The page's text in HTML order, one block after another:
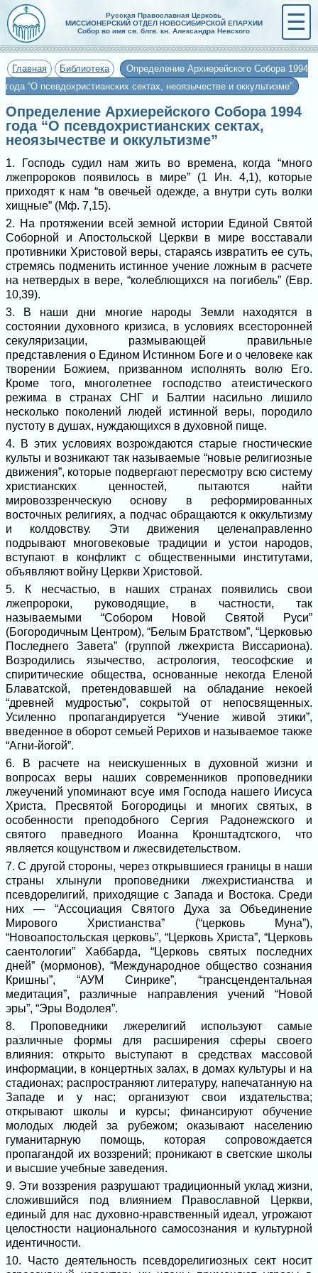
Русская Православная Церковь
МИССИОНЕРСКИЙ ОТДЕЛ НОВОСИБИРСКОЙ ЕПАРХИИ
Собор во имя св. блгв. кн. Александра Невского
☰
Главная Библиотека
Определение Архиерейского Собора 1994
года “О псевдохристианских сектах, неоязычестве и оккультизме”
Определение Архиерейского Собора 1994
года “О псевдохристианских сектах,
неоязычестве и оккультизме”
1. Господь судил нам жить во времена, когда “много
лжепророков появилось в мире” (1 Ин. 4,1), которые
приходят к нам “в овечьей одежде, а внутри суть волки
хищные” (Мф. 7,15).
2. На протяжении всей земной истории Единой Святой
Соборной и Апостольской Церкви в мире восставали
противники Христовой веры, стараясь извратить ее суть,
стремясь подменить истинное учение ложным в расчете
на нетвердых в вере, “колеблющихся на погибель” (Евр.
10,39).
3. В наши дни многие народы Земли находятся в
состоянии духовного кризиса, в условиях всесторонней
секуляризации, размывающей правильные
представления о Едином Истинном Боге и о человеке как
творении Божием, призванном исполнять волю Его.
Кроме того, многолетнее господство атеистического
режима в странах СНГ и Балтии насильно лишило
несколько поколений людей истинной веры, породило
пустоту в душах, нуждающихся в духовной пище.
4. В этих условиях возрождаются старые гностические
культы и возникают так называемые “новые религиозные
движения”, которые подвергают пересмотру всю систему
христианских ценностей, пытаются найти
мировоззренческую основу в реформированных
восточных религиях, а подчас обращаются к оккультизму
и колдовству. Эти движения целенаправленно
подрывают многовековые традиции и устои народов,
вступают в конфликт с общественными институтами,
объявляют войну Церкви Христовой.
5. К несчастью, в наших странах появились свои
лжепророки, руководящие, в частности, так
называемыми “Собором Новой Святой Руси”
(Богородичным Центром), “Белым Братством”, “Церковью
Последнего Завета” (группой лжехриста Виссариона).
Возродились язычество, астрология, теософские и
спиритические общества, основанные некогда Еленой
Блаватской, претендовавшей на обладание некоей
“древней мудростью”, сокрытой от непосвященных.
Усиленно пропагандируется “Учение живой этики”,
введенное в оборот семьей Рерихов и называемое также
“Агни-йогой”.
6. В расчете на неискушенных в духовной жизни и
вопросах веры наших современников проповедники
лжеучений упоминают всуе имя Господа нашего Иисуса
Христа, Пресвятой Богородицы и многих святых, в
особенности преподобного Сергия Радонежского и
святого праведного Иоанна Кронштадтского, что
является кощунством и лжесвидетельством.
7. С другой стороны, через открывшиеся границы в наши
страны хлынули проповедники лжехристианства и
псевдорелигий, приходящие с Запада и Востока. Среди
них — “Ассоциация Святого Духа за Объединение
Мирового Христианства” (“церковь Муна”),
“Новоапостольская церковь”, “Церковь Христа”, “Церковь
саентологии” Хаббарда, “Церковь святых последних
дней” (мормонов), “Международное общество сознания
Кришны”, “АУМ Синрике”, “трансцендентальная
медитация”, различные направления учений “Новой
эры”, “Эры Водолея”.
8. Проповедники лжерелигий используют самые
различные формы для расширения сферы своего
влияния: открыто выступают в средствах массовой
информации, в концертных залах, в домах культуры и на
стадионах; распространяют литературу, напечатанную на
Западе и у нас; организуют свои издательства;
открывают школы и курсы; финансируют обучение
молодых людей за рубежом; оказывают населению
гуманитарную помощь, которая сопровождается
пропагандой их воззрений; проникают в светские школы
и высшие учебные заведения.
9. Эти воззрения разрушают традиционный уклад жизни,
сложившийся под влиянием Православной Церкви,
единый для нас духовно-нравственный идеал, угрожают
целостности национального самосознания и культурной
идентичности.
10. Часто деятельность псевдорелигиозных сект носит